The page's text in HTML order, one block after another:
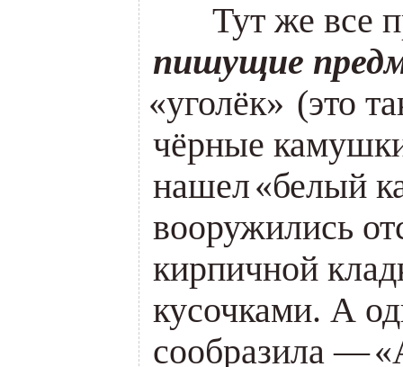
Тут же все
пишущие
«уголёк»(это
чёрные
нашел«белый
вооружились
кирпичной
кусочками. А
сообразила —«